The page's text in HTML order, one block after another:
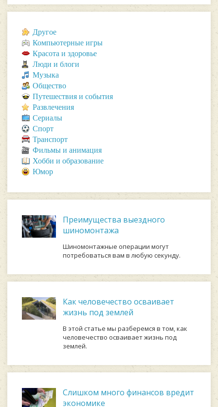
Другое
Компьютерные игры
Красота и здоровье
Люди и блоги
Музыка
Общество
Путешествия и события
Развлечения
Сериалы
Спорт
Транспорт
Фильмы и анимация
Хобби и образование
Юмор
Преимущества выездного
шиномонтажа
Шиномонтажные операции могут
потребоваться вам в любую секунду.
Как человечество осваивает
жизнь под землей
В этой статье мы разберемся в том, как
человечество осваивает жизнь под
землей.
Слишком много финансов вредит
экономике